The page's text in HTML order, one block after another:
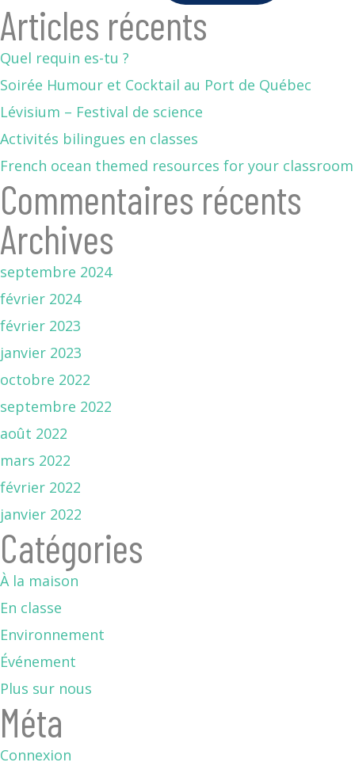
Articles récents
Quel requin es-tu ?
Soirée Humour et Cocktail au Port de Québec
Lévisium – Festival de science
Activités bilingues en classes
French ocean themed resources for your classroom
Commentaires récents
Archives
septembre 2024
février 2024
février 2023
janvier 2023
octobre 2022
septembre 2022
août 2022
mars 2022
février 2022
janvier 2022
Catégories
À la maison
En classe
Environnement
Événement
Plus sur nous
Méta
Connexion